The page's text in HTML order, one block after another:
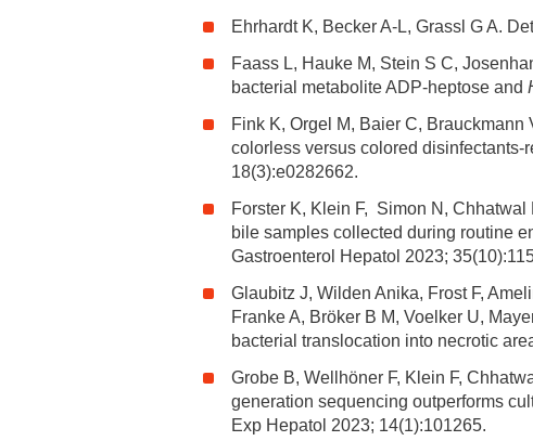
Ehrhardt K, Becker A-L, Grassl G A.
Faass L, Hauke M, Stein S C,
bacterial metabolite ADP-heptose and
Fink K, Orgel M, Baier C,
colorless versus colored disinfectants-
18(3):e0282662.
Forster K, Klein F, Simon N,
bile samples collected during routine
Gastroenterol Hepatol 2023;
Glaubitz J, Wilden Anika, Frost F,
Franke A, Bröker B M, Voelker U,
bacterial translocation into necrotic
Grobe B, Wellhöner F, Klein F,
generation sequencing outperforms
Exp Hepatol 2023; 14(1):101265.